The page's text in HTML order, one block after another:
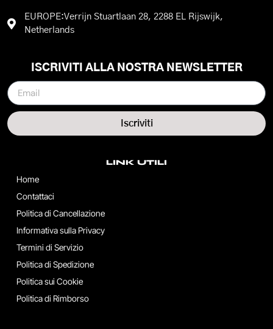
EUROPE:Verrijn Stuartlaan 28, 2288 EL Rijswijk,
Netherlands
LINK UTILI
Home
Contattaci
Politica di Cancellazione
Informativa sulla Privacy
Termini di Servizio
Politica di Spedizione
Politica sui Cookie
Politica di Rimborso
ISCRIVITI ALLA NOSTRA NEWSLETTER
Iscriviti